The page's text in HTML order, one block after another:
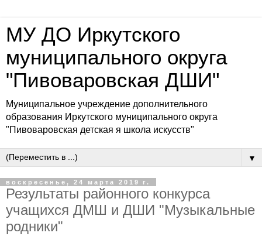
МУ ДО Иркутского
муниципального округа
"Пивоваровская ДШИ"
Муниципальное учреждение дополнительного
образования Иркутского муниципального округа
"Пивоваровская детская я школа искусств"
▼
воскресенье, 24 марта 2019 г.
Результаты районного конкурса
учащихся ДМШ и ДШИ "Музыкальные
родники"